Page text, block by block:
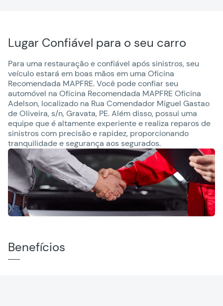
Lugar Confiável para o seu carro
Para uma restauração e confiável após sinistros, seu
veículo estará em boas mãos em uma Oficina
Recomendada MAPFRE. Você pode confiar seu
automóvel na Oficina Recomendada MAPFRE Oficina
Adelson, localizado na Rua Comendador Miguel Gastao
de Oliveira, s/n, Gravata, PE. Além disso, possui uma
equipe que é altamente experiente e realiza reparos de
sinistros com precisão e rapidez, proporcionando
tranquilidade e segurança aos segurados.
Benefícios